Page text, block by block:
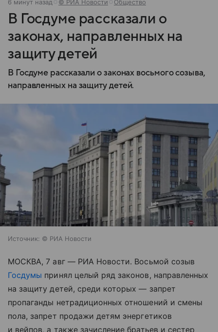
6 минут назад © РИА Новости Общество
В Госдуме рассказали о
законах, направленных на
защиту детей
В Госдуме рассказали о законах восьмого созыва,
направленных на защиту детей.
Источник: © РИА Новости
МОСКВА, 7 авг — РИА Новости. Восьмой созыв
Госдумы принял целый ряд законов, направленных
на защиту детей, среди которых — запрет
пропаганды нетрадиционных отношений и смены
пола, запрет продажи детям энергетиков
и вейпов, а также зачисление братьев и сестер